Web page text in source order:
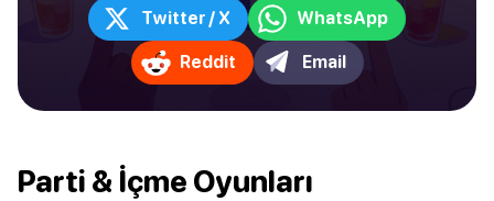
Twitter / X WhatsApp
Reddit Email
Parti & İçme Oyunları